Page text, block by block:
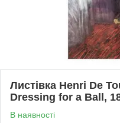
Листівка Henri De
Dressing for a Ball,
В наявності